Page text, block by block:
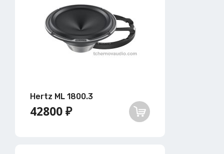
Hertz ML 1800.3
42800 ₽